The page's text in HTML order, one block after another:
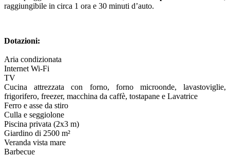
raggiungibile in circa 1 ora e 30 minuti d’auto.
Dotazioni:
Aria condizionata
Internet Wi-Fi
TV
Cucina attrezzata con forno, forno microonde, lavastoviglie,
frigorifero, freezer, macchina da caffè, tostapane e Lavatrice
Ferro e asse da stiro
Culla e seggiolone
Piscina privata (2x3 m)
Giardino di 2500 m²
Veranda vista mare
Barbecue